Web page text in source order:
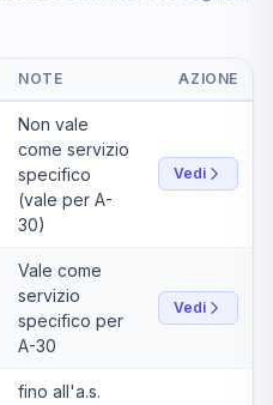
NOTE AZIONE
Non vale
come servizio
specifico
(vale per A-
30)
Vedi
Vale come
servizio
specifico per
A-30
Vedi
fino all'a.s.